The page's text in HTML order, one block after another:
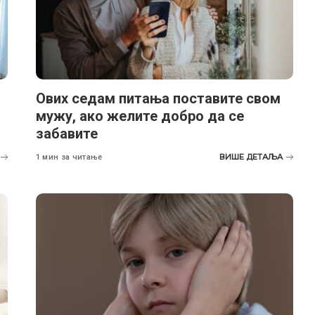
Ових седам питања поставите свом
мужу, ако желите добро да се
забавите
1 мин за читање ВИШЕ ДЕТАЉА